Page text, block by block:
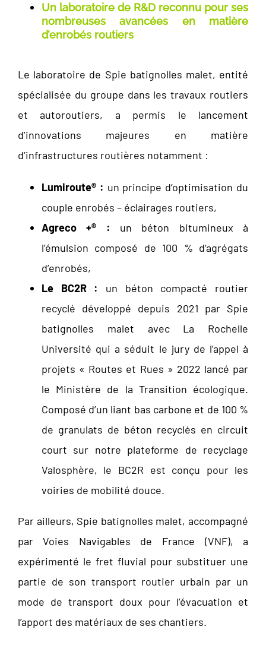
Un laboratoire de R&D reconnu pour ses
nombreuses avancées en matière
d’enrobés routiers
Le laboratoire de Spie batignolles malet, entité
spécialisée du groupe dans les travaux routiers
et autoroutiers, a permis le lancement
d’innovations majeures en matière
d’infrastructures routières notamment :
Lumiroute® : un principe d’optimisation du
couple enrobés – éclairages routiers,
Agreco +® : un béton bitumineux à
l’émulsion composé de 100 % d’agrégats
d’enrobés,
Le BC2R :
un béton compacté routier
recyclé développé depuis 2021 par Spie
batignolles malet avec La Rochelle
Université qui a séduit le jury de l’appel à
projets « Routes et Rues » 2022 lancé par
le Ministère de la Transition écologique.
Composé d’un liant bas carbone et de 100 %
de granulats de béton recyclés en circuit
court sur notre plateforme de recyclage
Valosphère, le BC2R est conçu pour les
voiries de mobilité douce.
Par ailleurs, Spie batignolles malet, accompagné
par Voies Navigables de France (VNF), a
expérimenté le fret fluvial pour substituer une
partie de son transport routier urbain par un
mode de transport doux pour l’évacuation et
l’apport des matériaux de ses chantiers.